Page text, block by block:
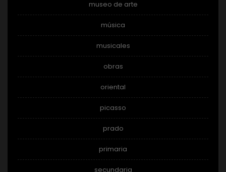
museo de arte
música
musicales
obras
oriental
picasso
prado
primaria
secundaria